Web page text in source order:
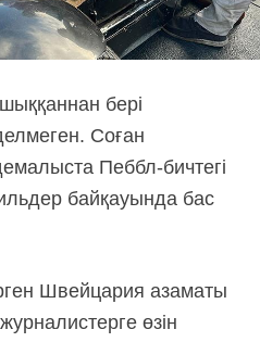
бері
Соған
Пеббл-бичтегі
байқауында бас
Швейцария азаматы
өзін